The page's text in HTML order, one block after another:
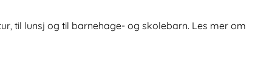
til lunsj og til barnehage- og skolebarn. Les mer om